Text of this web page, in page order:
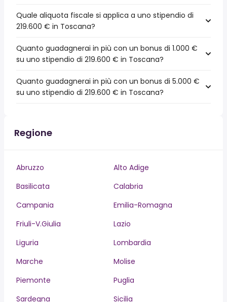
Quale aliquota fiscale si applica a uno stipendio di
219.600 € in Toscana?
Quanto guadagnerai in più con un bonus di 1.000 €
su uno stipendio di 219.600 € in Toscana?
Quanto guadagnerai in più con un bonus di 5.000 €
su uno stipendio di 219.600 € in Toscana?
Regione
Abruzzo
Alto Adige
Basilicata
Calabria
Campania
Emilia-Romagna
Friuli-V.Giulia
Lazio
Liguria
Lombardia
Marche
Molise
Piemonte
Puglia
Sardegna
Sicilia